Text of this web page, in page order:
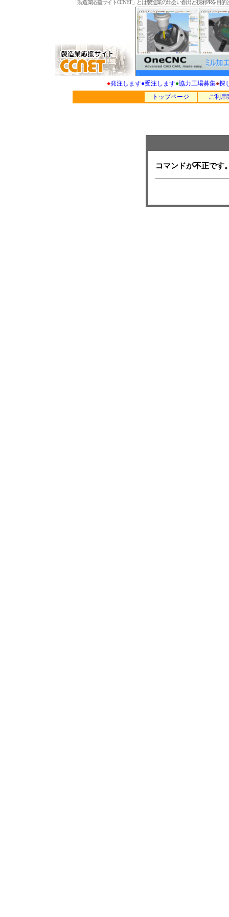
「製造業応援サイトCCNET」とは製造業の出会い創出と技術PRを
●発注します●受注します●協力工場募集●探
トップページ
ご利用
コマンドが不正です